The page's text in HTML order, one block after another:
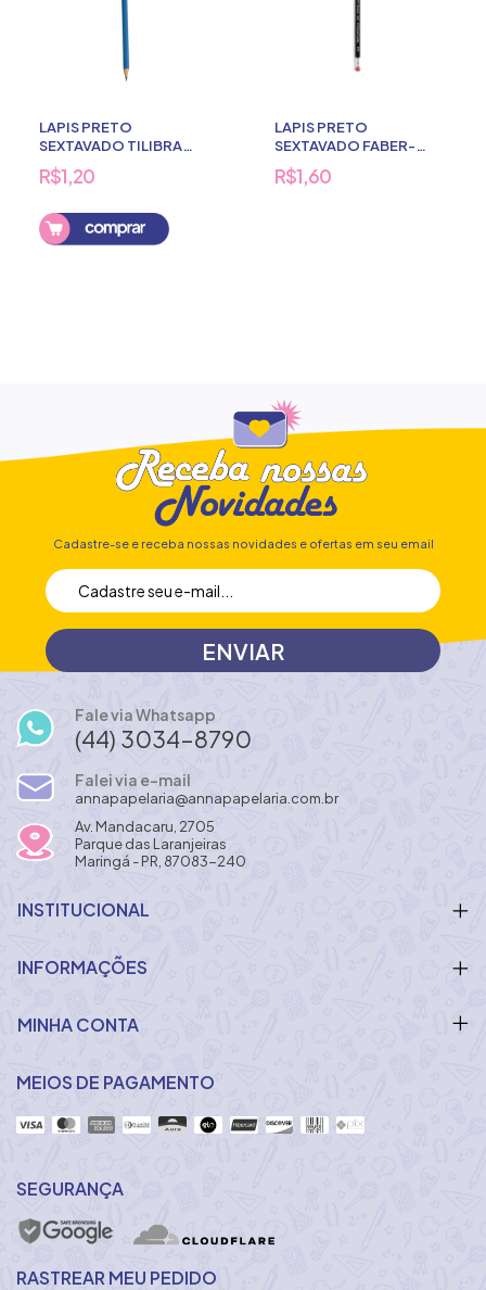
LAPIS PRETO
SEXTAVADO TILIBRA
ACADEMIE N2
C/BORRACHA
R$1,20
LAPIS PRETO
SEXTAVADO FABER-
CASTELL 2B MAX
C/BORRACHA
R$1,60
Cadastre-se e receba nossas novidades e ofertas em seu email
Fale via Whatsapp
(44) 3034-8790
Falei via e-mail
annapapelaria@annapapelaria.com.br
Av. Mandacaru, 2705
Parque das Laranjeiras
Maringá - PR, 87083-240
INSTITUCIONAL
INFORMAÇÕES
MINHA CONTA
MEIOS DE PAGAMENTO
SEGURANÇA
RASTREAR MEU PEDIDO